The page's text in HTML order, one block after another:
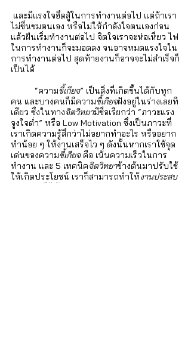
ไม่ชื่นชมตนเอง หรือไม่ให้กำลังใจตนเองก่อน
แล้วฝืนเริ่มทำงานต่อไป จิตใจเราจะห่อเหี่ยว ไฟ
ในการทำงานก็จะมอดลง จนอาจหมดแรงใจใน
การทำงานต่อไป สุดท้ายงานก็อาจจะไม่สำเร็จก็
เป็นได้
	“ความ
ขี้เกียจ” เป็นสิ่งที่เกิดขึ้นได้กับทุก
คน และบางคนก็มีความขี้เกียจฝังอยู่ในร่างเลยที
เดียว ซึ่งในทางจิตวิทยามีชื่อเรียกว่า “ภาวะแรง
จูงใจต่ำ” หรือ Low Motivation ซึ่งเป็นภาวะที่
เราเกิดความรู้สึกว่าไม่อยากทำอะไร หรืออยาก
ทำน้อย ๆ ให้งานเสร็จไว ๆ ดังนั้นหากเราใช้จุด
เด่นของความขี้เกียจ คือ เน้นความเร็วในการ
ทำงาน และ 5 เทคนิคจิตวิทยาข้างต้นมาปรับใช้
ให้เกิดประโยชน์ เราก็สามารถทำให้งานประสบ